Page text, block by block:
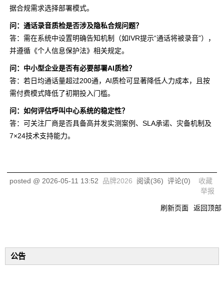
据合规需求选择部署模式。
问：通话录音质检是否涉及隐私合规问题？
答：需在系统中设置明确告知机制（如IVR提示“通话将被录音”），
并遵循《个人信息保护法》相关规定。
问：中小型企业是否有必要部署AI质检？
答：若日均通话量超过200通，AI质检可显著降低人力成本，且按
需付费模式降低了初期投入门槛。
问：如何评估呼叫中心系统的稳定性？
答：可关注厂商是否具备高并发实测案例、SLA承诺、灾备机制及
7×24技术支持能力。
posted @ 2026-05-11 13:52 品牌2026 阅读(36) 评论(0) 收藏
举报
刷新页面 返回顶部
公告